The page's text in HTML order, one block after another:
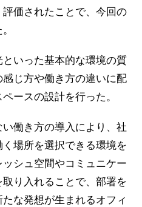
価されたことで、今回の
いった基本的な環境の質
じ方や働き方の違いに配
ースの設計を行った。
働き方の導入により、社
場所を選択できる環境を
シュ空間やコミュニケー
り入れることで、部署を
な発想が生まれるオフィ